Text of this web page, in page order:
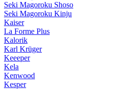
Seki Magoroku Shoso
Seki Magoroku Kinju
Kaiser
La Forme Plus
Kalorik
Karl Krüger
Keeeper
Kela
Kenwood
Kesper